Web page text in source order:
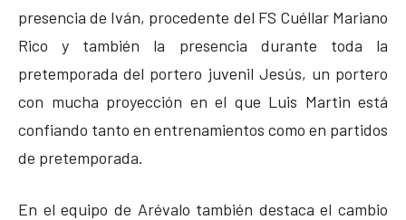
presencia de Iván, procedente del FS Cuéllar Mariano
Rico y también la presencia durante toda la
pretemporada del portero juvenil Jesús, un portero
con mucha proyección en el que Luis Martin está
confiando tanto en entrenamientos como en partidos
de pretemporada.
En el equipo de Arévalo también destaca el cambio